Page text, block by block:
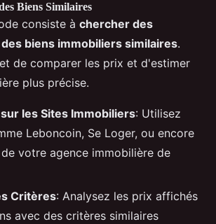
Biens Similaires
consiste à chercher des
biens immobiliers similaires.
de comparer les prix et d'estimer
plus précise.
les Sites Immobiliers: Utilisez
Leboncoin, Se Loger, ou encore
votre agence immobilière de
Critères: Analysez les prix affichés
avec des critères similaires